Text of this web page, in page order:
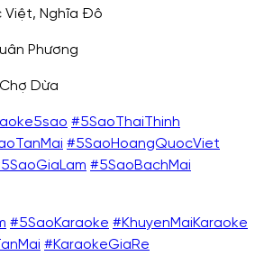
Việt, Nghĩa Đô
Phương
Dừa
#5SaoThaiThinh
#5SaoHoangQuocViet
#5SaoBachMai
#5SaoKaraoke #KhuyenMaiKaraoke
#KaraokeGiaRe